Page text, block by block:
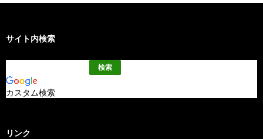
サイト内検索
カスタム検索
リンク